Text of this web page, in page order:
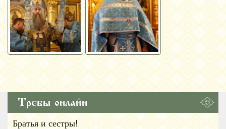
Требы онлайн
Братья и сестры!